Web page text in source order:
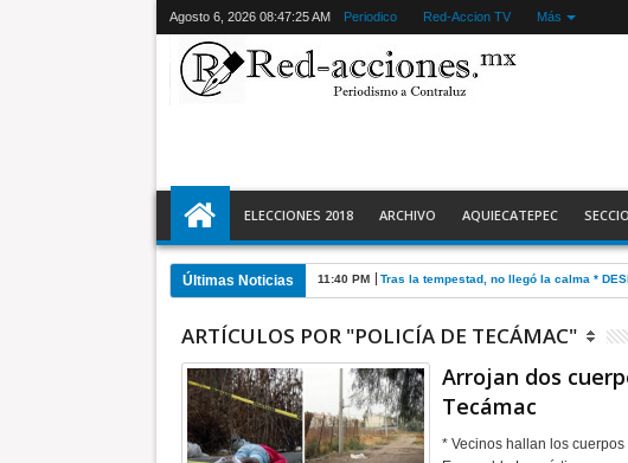
Agosto 6, 2026 08:47:26 AM Periodico Red-Accion TV Más
ELECCIONES 2018 ARCHIVO AQUIECATEPEC
Últimas Noticias 9:59 PM El 9 de agosto inicia Jornada Nacional de
ARTÍCULOS POR "POLICÍA DE TECÁMAC"
Arrojan dos
Tecámac
* Vecinos hallan los